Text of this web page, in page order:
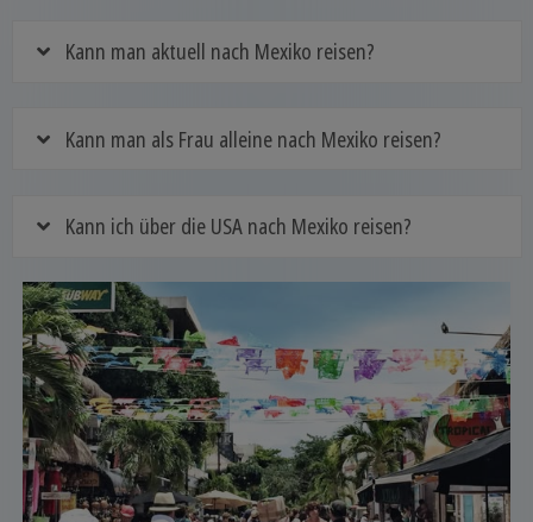
Kann man aktuell nach Mexiko reisen?
Kann man als Frau alleine nach Mexiko reisen?
Kann ich über die USA nach Mexiko reisen?